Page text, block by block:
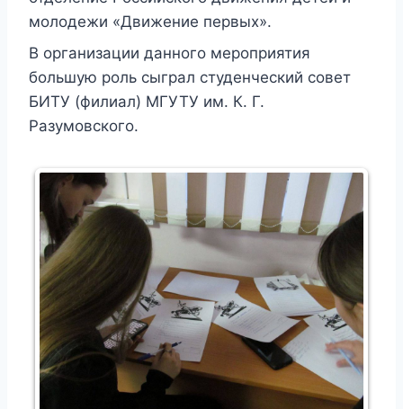
молодежи «Движение первых».
В организации данного мероприятия
большую роль сыграл студенческий совет
БИТУ (филиал) МГУТУ им. К. Г.
Разумовского.